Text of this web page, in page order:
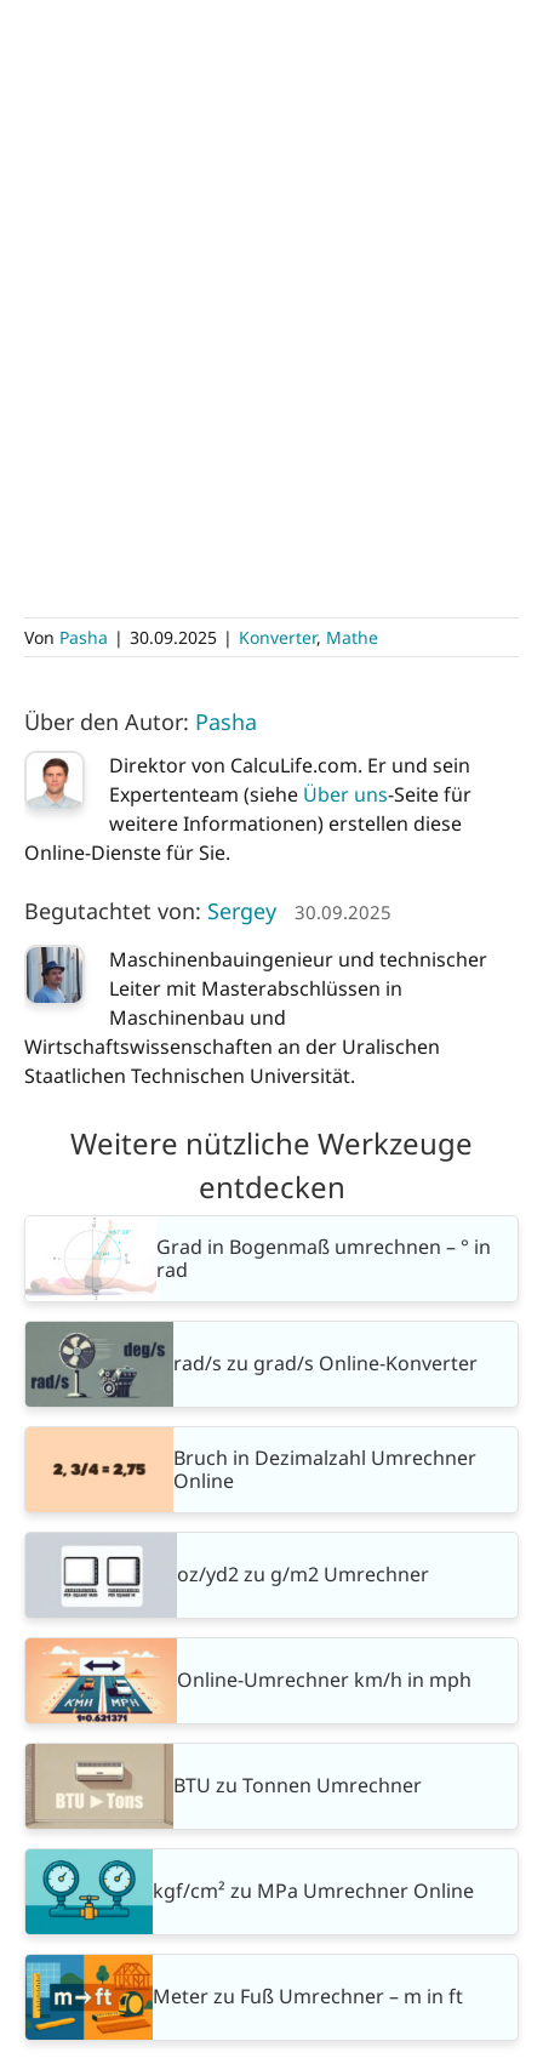
Von Pasha | 30.09.2025 | Konverter, Mathe
Über den Autor: Pasha
Direktor von CalcuLife.com. Er und sein
Expertenteam (siehe Über uns-Seite für
weitere Informationen) erstellen diese
Online-Dienste für Sie.
Begutachtet von: Sergey 30.09.2025
Maschinenbauingenieur und technischer
Leiter mit Masterabschlüssen in
Maschinenbau und
Wirtschaftswissenschaften an der Uralischen
Staatlichen Technischen Universität.
Weitere nützliche Werkzeuge
entdecken
Grad in Bogenmaß umrechnen – ° in
rad
rad/s zu grad/s Online-Konverter
Bruch in Dezimalzahl Umrechner
Online
oz/yd2 zu g/m2 Umrechner
Online-Umrechner km/h in mph
BTU zu Tonnen Umrechner
kgf/cm² zu MPa Umrechner Online
Meter zu Fuß Umrechner – m in ft